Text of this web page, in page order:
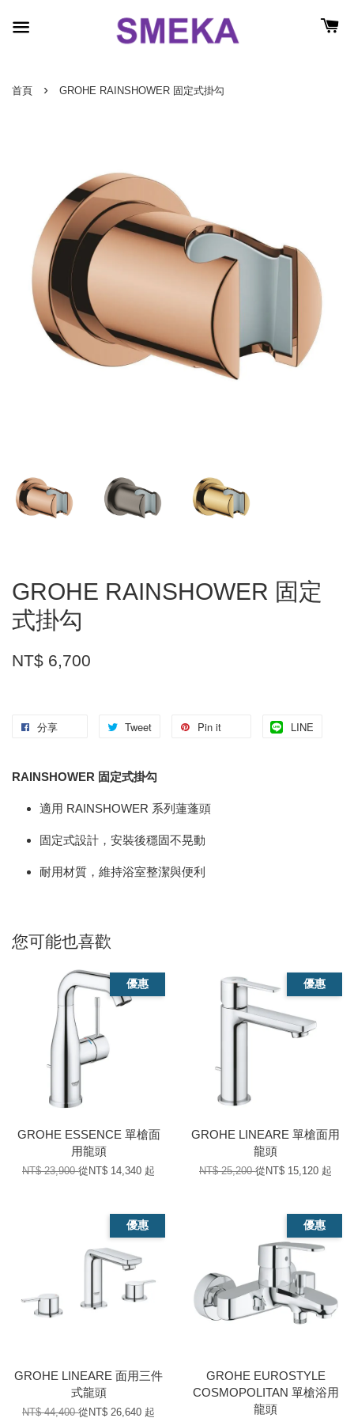
首頁 › GROHE RAINSHOWER 固定式掛勾
GROHE RAINSHOWER 固定
式掛勾
NT$ 6,700
分享 Tweet Pin it LINE
RAINSHOWER 固定式掛勾
適用 RAINSHOWER 系列蓮蓬頭
固定式設計，安裝後穩固不晃動
耐用材質，維持浴室整潔與便利
您可能也喜歡
優惠
GROHE ESSENCE 單槍面
用龍頭
NT$ 23,900從NT$ 14,340 起
優惠
GROHE LINEARE 單槍面用
龍頭
NT$ 25,200從NT$ 15,120 起
優惠
GROHE LINEARE 面用三件
式龍頭
NT$ 44,400從NT$ 26,640 起
優惠
GROHE EUROSTYLE
COSMOPOLITAN 單槍浴用
龍頭